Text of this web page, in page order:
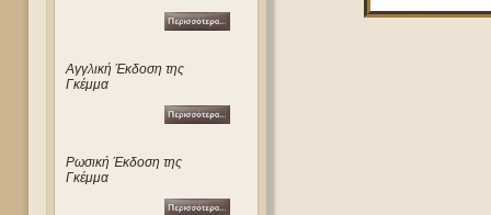
Αγγλική Έκδοση της
Γκέμμα
Ρωσική Έκδοση της
Γκέμμα